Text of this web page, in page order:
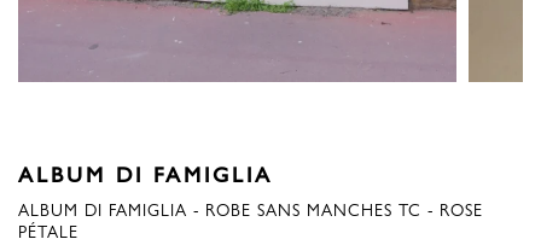
ALBUM DI FAMIGLIA
ALBUM DI FAMIGLIA - ROBE SANS MANCHES TC - ROSE
PÉTALE